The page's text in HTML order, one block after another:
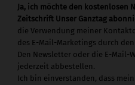
Ja, ich möchte den kostenlosen
Zeitschrift Unser Ganztag
die Verwendung meiner
des E-Mail-Marketings durch
Den Newsletter oder die E-Mail-
jederzeit abbestellen.
Ich bin einverstanden, dass mein